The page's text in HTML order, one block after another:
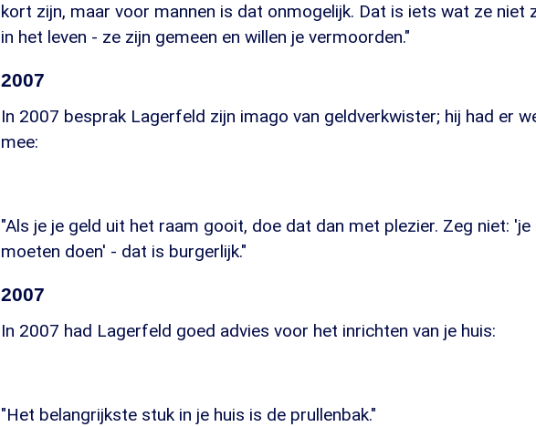
kort zijn, maar voor mannen is dat onmogelijk. Dat is iets wat ze niet
in het leven - ze zijn gemeen en willen je vermoorden."
2007
In 2007 besprak Lagerfeld zijn imago van geldverkwister; hij had er
mee:
"Als je je geld uit het raam gooit, doe dat dan met plezier. Zeg niet:
moeten doen' - dat is burgerlijk."
2007
In 2007 had Lagerfeld goed advies voor het inrichten van je huis:
"Het belangrijkste stuk in je huis is de prullenbak."